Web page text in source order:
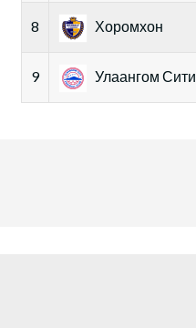
8 Хоромхон
9 Улаангом Сити